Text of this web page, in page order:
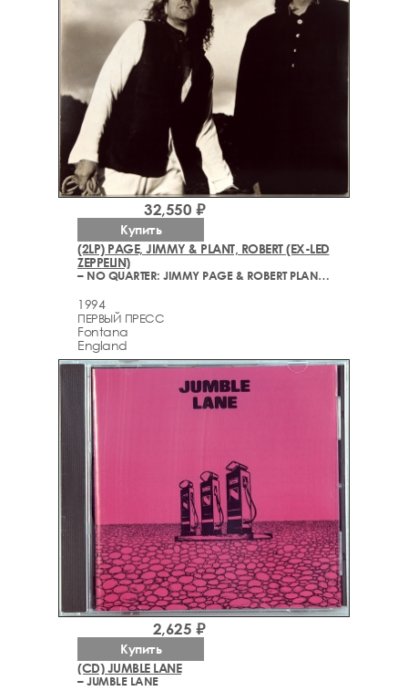
(2LP) PAGE, JIMMY & PLANT, ROBERT (EX-LED
ZEPPELIN)
– NO QUARTER: JIMMY PAGE & ROBERT PLANT UNLEDDED
1994
ПЕРВЫЙ ПРЕСС
Fontana
England
32,550 ₽
Купить
(CD) JUMBLE LANE
– JUMBLE LANE
2,625 ₽
Купить